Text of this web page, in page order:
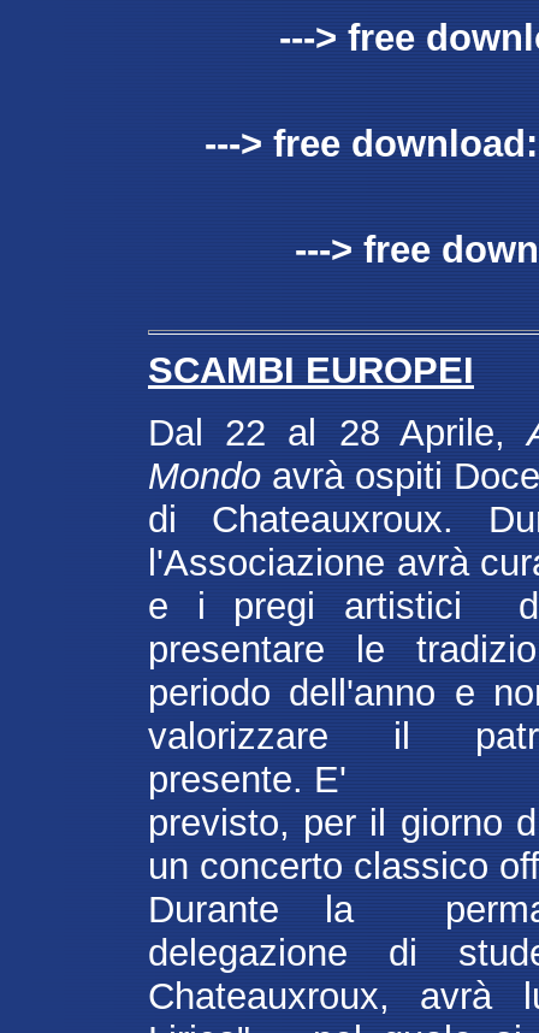
---> free
---> free
---> free
SCAMBI EUROPEI
Dal 22 al 28 Aprile,
Mondo avrà ospiti
di Chateauxroux.
l'Associazione avrà
e i pregi artistici
presentare le
periodo dell'anno e
valorizzare il
presente. E'
previsto, per il giorno
un concerto classico
Durante la
delegazione di
Chateauxroux,